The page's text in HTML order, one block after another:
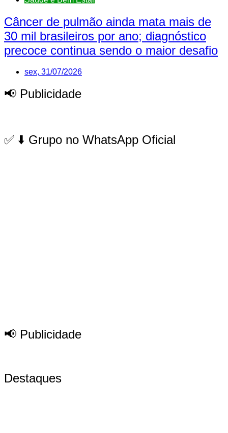
Câncer de pulmão ainda mata mais de
30 mil brasileiros por ano; diagnóstico
precoce continua sendo o maior desafio
sex, 31/07/2026
📢 Publicidade
✅ ⬇️ Grupo no WhatsApp Oficial
📢 Publicidade
Destaques